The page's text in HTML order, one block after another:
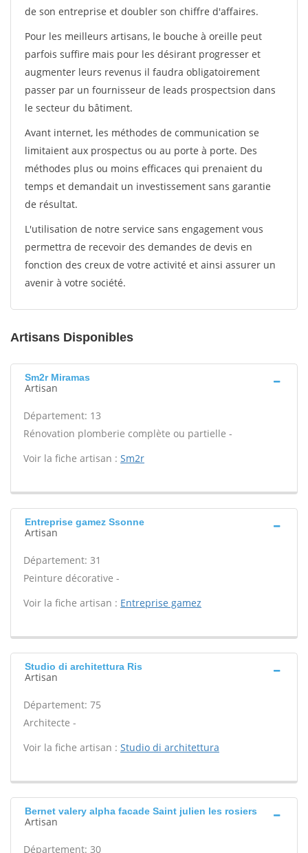
de son entreprise et doubler son chiffre d'affaires.
Pour les meilleurs artisans, le bouche à oreille peut
parfois suffire mais pour les désirant progresser et
augmenter leurs revenus il faudra obligatoirement
passer par un fournisseur de leads prospectsion dans
le secteur du bâtiment.
Avant internet, les méthodes de communication se
limitaient aux prospectus ou au porte à porte. Des
méthodes plus ou moins efficaces qui prenaient du
temps et demandait un investissement sans garantie
de résultat.
L'utilisation de notre service sans engagement vous
permettra de recevoir des demandes de devis en
fonction des creux de votre activité et ainsi assurer un
avenir à votre société.
Artisans Disponibles
Sm2r Miramas
Artisan
Département: 13
Rénovation plomberie complète ou partielle -
Voir la fiche artisan : Sm2r
Entreprise gamez Ssonne
Artisan
Département: 31
Peinture décorative -
Voir la fiche artisan : Entreprise gamez
Studio di architettura Ris
Artisan
Département: 75
Architecte -
Voir la fiche artisan : Studio di architettura
Bernet valery alpha facade Saint julien les rosiers
Artisan
Département: 30